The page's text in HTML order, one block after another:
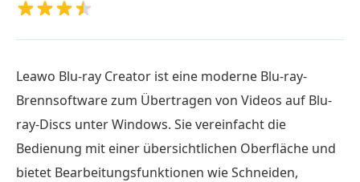
Leawo
Creator
Teil
6.
FAQs
zu
Leawo Blu-ray Creator ist eine moderne Blu-ray-
Brennsoftware zum Übertragen von Videos auf Blu-
ray-Discs unter Windows. Sie vereinfacht die
Bedienung mit einer übersichtlichen Oberfläche und
bietet Bearbeitungsfunktionen wie Schneiden,